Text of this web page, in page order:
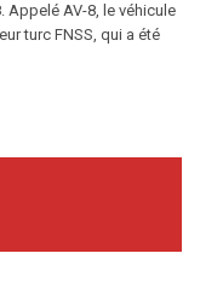
AV-8, le véhicule
turc FNSS, qui a été